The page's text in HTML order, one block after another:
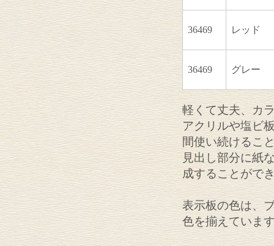
36469 レッド
36469 グレー
軽くて丈夫、カ
アクリルや塩ビ
間使い続けるこ
見出し部分に紙
成することがで
表示板の色は、
色を揃えていま